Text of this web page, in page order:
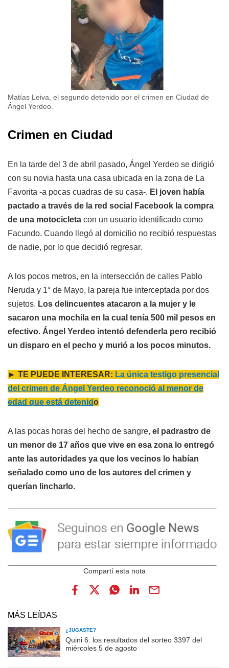
Matías Leiva, el segundo detenido por el crimen en Ciudad de
Ángel Yerdeo.
Crimen en Ciudad
En la tarde del 3 de abril pasado, Ángel Yerdeo se dirigió
con su novia hasta una casa ubicada en la zona de La
Favorita -a pocas cuadras de su casa-. El joven había
pactado a través de la red social Facebook la compra
de una motocicleta con un usuario identificado como
Facundo. Cuando llegó al domicilio no recibió respuestas
de nadie, por lo que decidió regresar.
A los pocos metros, en la intersección de calles Pablo
Neruda y 1° de Mayo, la pareja fue interceptada por dos
sujetos. Los delincuentes atacaron a la mujer y le
sacaron una mochila en la cual tenía 500 mil pesos en
efectivo. Ángel Yerdeo intentó defenderla pero recibió
un disparo en el pecho y murió a los pocos minutos.
► TE PUEDE INTERESAR: La única testigo presencial
del crimen de Ángel Yerdeo reconoció al menor de
edad que está detenido
A las pocas horas del hecho de sangre, el padrastro de
un menor de 17 años que vive en esa zona lo entregó
ante las autoridades ya que los vecinos lo habían
señalado como uno de los autores del crimen y
querían lincharlo.
MÁS LEÍDAS
¿JUGASTE?
Quini 6: los resultados del sorteo 3397 del
miércoles 5 de agosto